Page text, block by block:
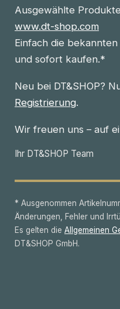
Ausgewählte
www.dt-shop.com
Einfach die
und sofort kaufen.*
Neu bei DT&SHOP?
Registrierung.
Wir freuen uns – auf
Ihr DT&SHOP Team
* Ausgenommen
Änderungen, Fehler und
Es gelten die Allgemeinen
DT&SHOP GmbH.